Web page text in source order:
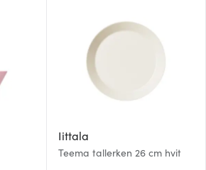
Iittala
Teema tallerken 26 cm hvit